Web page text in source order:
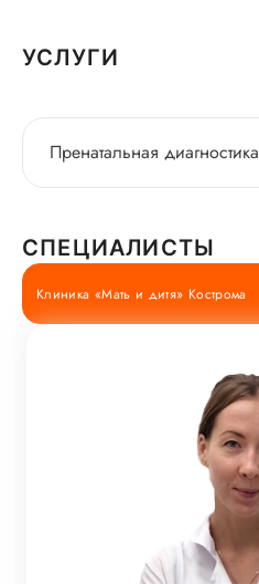
УСЛУГИ
Пренатальная диагностика
СПЕЦИАЛИСТЫ
Клиника «Мать и дитя» Кострома